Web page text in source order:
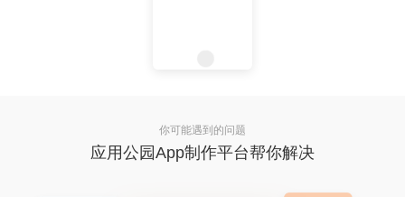
你可能遇到的问题
应用公园App制作平台帮你解决